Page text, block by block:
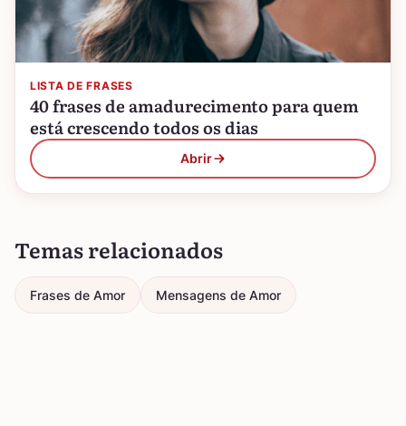
LISTA DE FRASES
40 frases de amadurecimento para quem
está crescendo todos os dias
Abrir
Temas relacionados
Frases de Amor Mensagens de Amor